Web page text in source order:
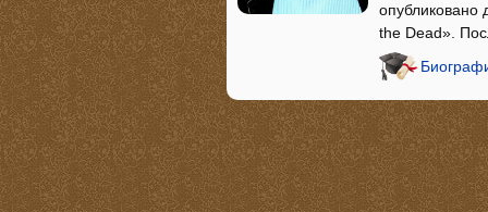
опубликовано
the Dead».